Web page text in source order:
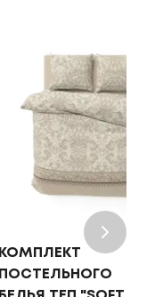
КОМПЛЕКТ
ПОСТЕЛЬНОГО